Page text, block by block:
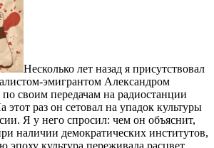
Несколько лет назад я присутствовал
эмигрантом Александром
своим передачам на радиостанции
раз он сетовал на упадок культуры
Я у него спросил: чем он объяснит,
наличии демократических институтов,